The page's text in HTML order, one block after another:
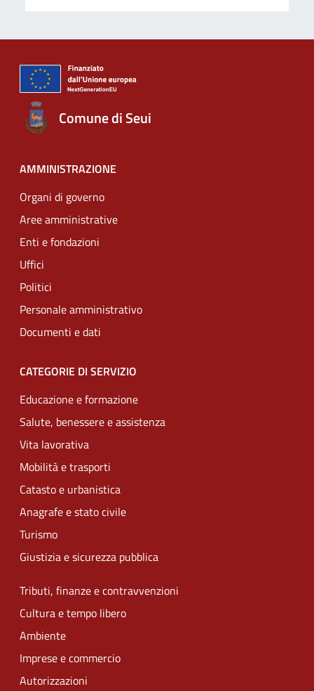
Comune di Seui
AMMINISTRAZIONE
Organi di governo
Aree amministrative
Enti e fondazioni
Uffici
Politici
Personale amministrativo
Documenti e dati
CATEGORIE DI SERVIZIO
Educazione e formazione
Salute, benessere e assistenza
Vita lavorativa
Mobilità e trasporti
Catasto e urbanistica
Anagrafe e stato civile
Turismo
Giustizia e sicurezza pubblica
Tributi, finanze e contravvenzioni
Cultura e tempo libero
Ambiente
Imprese e commercio
Autorizzazioni